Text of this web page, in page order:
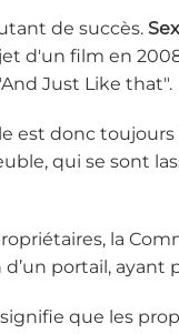
de succès.
d'un film en
Just Like that".
est donc
qui se sont
la
portail,
que les